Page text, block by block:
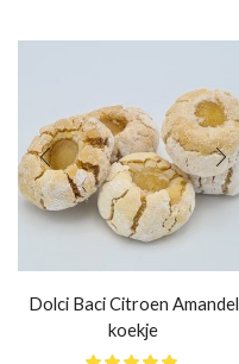
Dolci Baci Citroen Amandel
koekje